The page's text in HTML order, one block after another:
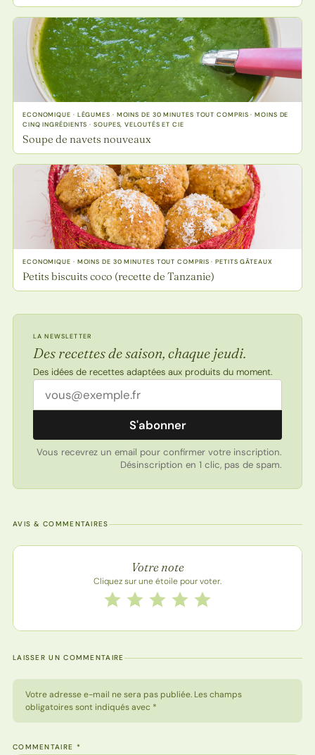
ECONOMIQUE · LÉGUMES · MOINS DE 30 MINUTES TOUT COMPRIS · MOINS DE
CINQ INGRÉDIENTS · SOUPES, VELOUTÉS ET CIE
Soupe de navets nouveaux
ECONOMIQUE · MOINS DE 30 MINUTES TOUT COMPRIS · PETITS GÂTEAUX
Petits biscuits coco (recette de Tanzanie)
LA NEWSLETTER
Des recettes de saison, chaque jeudi.
Des idées de recettes adaptées aux produits du moment.
Adresse email
S'abonner
Vous recevrez un email pour confirmer votre inscription.
Désinscription en 1 clic, pas de spam.
AVIS & COMMENTAIRES
Note de la recette
Votre note
Cliquez sur une étoile pour voter.
Notez cette recette de 1 à 5 étoiles
5 étoiles
4 étoiles
3 étoiles
2 étoiles
1 étoile
LAISSER UN COMMENTAIRE
Votre adresse e-mail ne sera pas publiée. Les champs
obligatoires sont indiqués avec *
COMMENTAIRE *